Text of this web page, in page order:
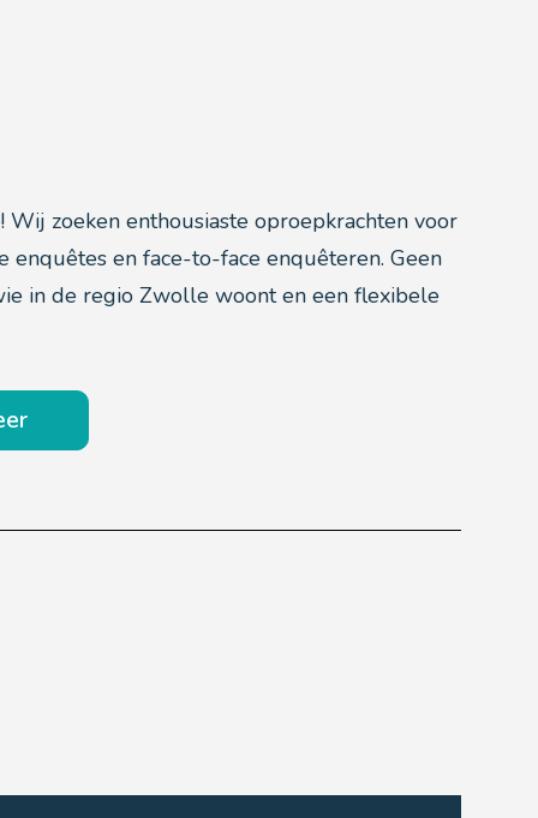
zoeken enthousiaste oproepkrachten voor
en face-to-face enquêteren. Geen
in de regio Zwolle woont en een flexibele